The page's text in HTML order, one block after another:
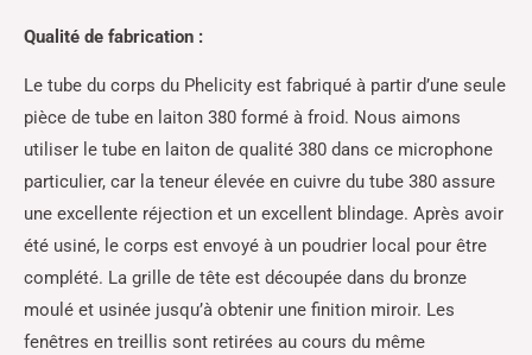
Qualité de fabrication :
Le tube du corps du Phelicity est fabriqué à partir d’une seule
pièce de tube en laiton 380 formé à froid. Nous aimons
utiliser le tube en laiton de qualité 380 dans ce microphone
particulier, car la teneur élevée en cuivre du tube 380 assure
une excellente réjection et un excellent blindage. Après avoir
été usiné, le corps est envoyé à un poudrier local pour être
complété. La grille de tête est découpée dans du bronze
moulé et usinée jusqu’à obtenir une finition miroir. Les
fenêtres en treillis sont retirées au cours du même